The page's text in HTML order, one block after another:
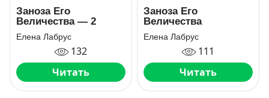
Заноза Его
Величества — 2
Елена Лабрус
132
Читать
Заноза Его
Величества
Елена Лабрус
111
Читать